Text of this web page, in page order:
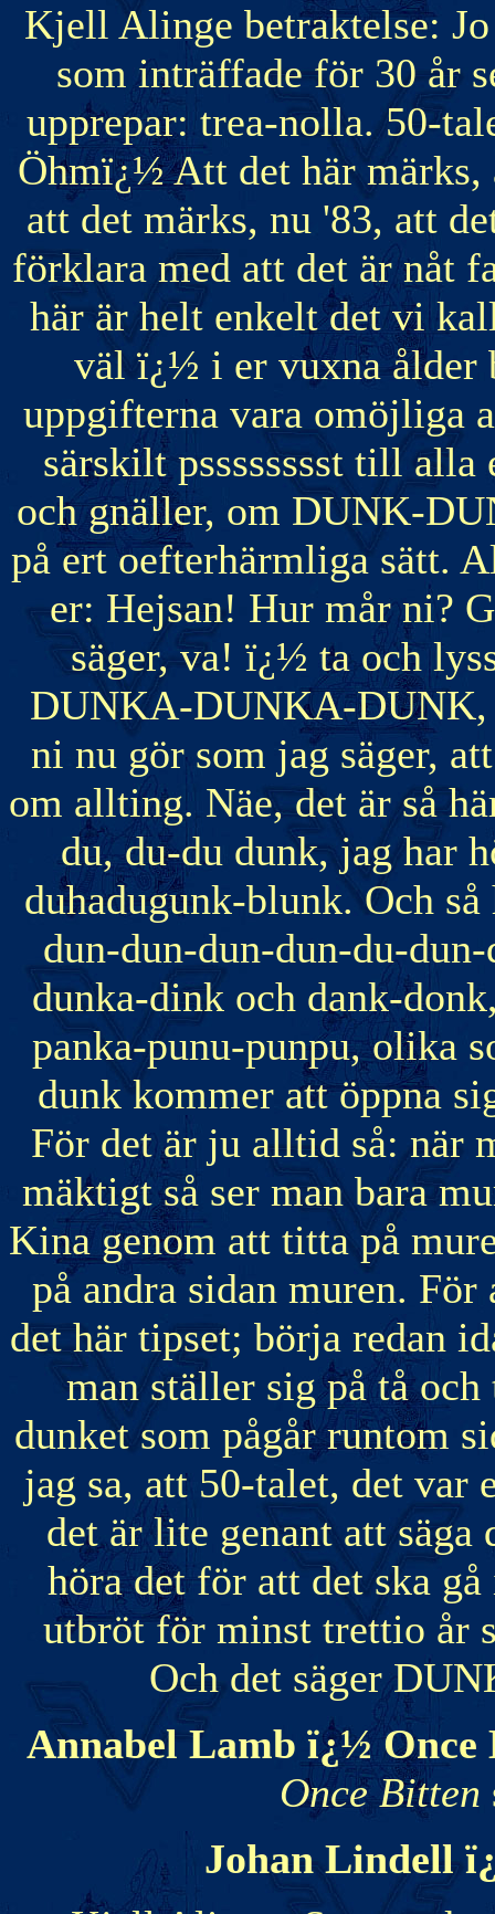
Kjell Alinge betraktelse:
som inträffade för 30 år
upprepar: trea-nolla. 50-
Öhmï¿½ Att det här
att det märks, nu '83, att
förklara med att det är nåt
här är helt enkelt det vi
väl ï¿½ i er vuxna ålder
uppgifterna vara omöjliga
särskilt psssssssst till
och gnäller, om DUNK-
på ert oefterhärmliga sätt.
er: Hejsan! Hur mår ni?
säger, va! ï¿½ ta och
DUNKA-DUNKA-DUNK,
ni nu gör som jag säger,
om allting. Näe, det är så
du, du-du dunk, jag har
duhadugunk-blunk. Och
dun-dun-dun-dun-du-
dunka-dink och dank-
panka-punu-punpu, olika
dunk kommer att öppna
För det är ju alltid så: när
mäktigt så ser man bara
Kina genom att titta på
på andra sidan muren.
det här tipset; börja redan
man ställer sig på tå
dunket som pågår runtom
jag sa, att 50-talet, det
det är lite genant att säga
höra det för att det ska
utbröt för minst trettio år
Och det säger
Annabel Lamb ï¿½
Once Bitten
Johan Lindell